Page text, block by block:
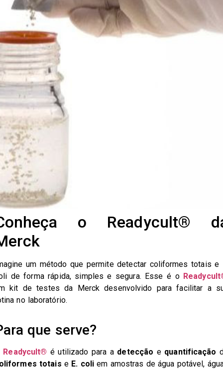
o Readycult®
um método que permite detectar coliformes totais e
de forma rápida, simples e segura. Esse é o
kit de testes da Merck desenvolvido para facilitar a
no laboratório.
que serve?
Readycult® é utilizado para a detecção e quantificação
totais e E. coliem amostras de água potável,